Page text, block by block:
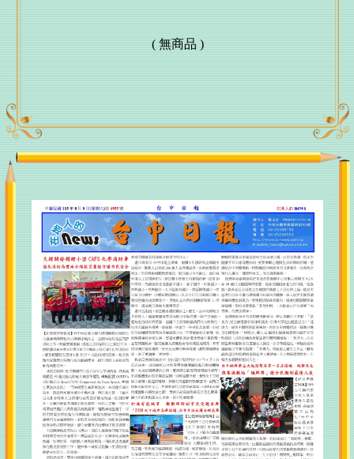
活動」迴響熱烈 第2場次前進南投報名中
市府8/14太平區徵才登場！ 10家廠商逾300個職缺、
全面E化免帶履歷！
台中人本建設再寫新紀錄！市府團隊勇奪中央「馬路
好行」10項大獎 創歷屆最佳成績
全國首例！市府修訂公有建築廁所設置基準 坐蹲廁
比例調整為4：1打造全齡友善環境
台中小將國際賽場發光！ 2026國際少年運動會勇奪8
金6銀6銅
TCOD台中原創進軍2026台灣文博會 27組品牌打造
「質點」主題專區
響應全社會防衛韌性！ 市府消防局全面啟動防救災實
戰培訓
深化國際救護交流！ 市府消防局接待日、美專家分享
院前重症救護經驗
( 無商品 )